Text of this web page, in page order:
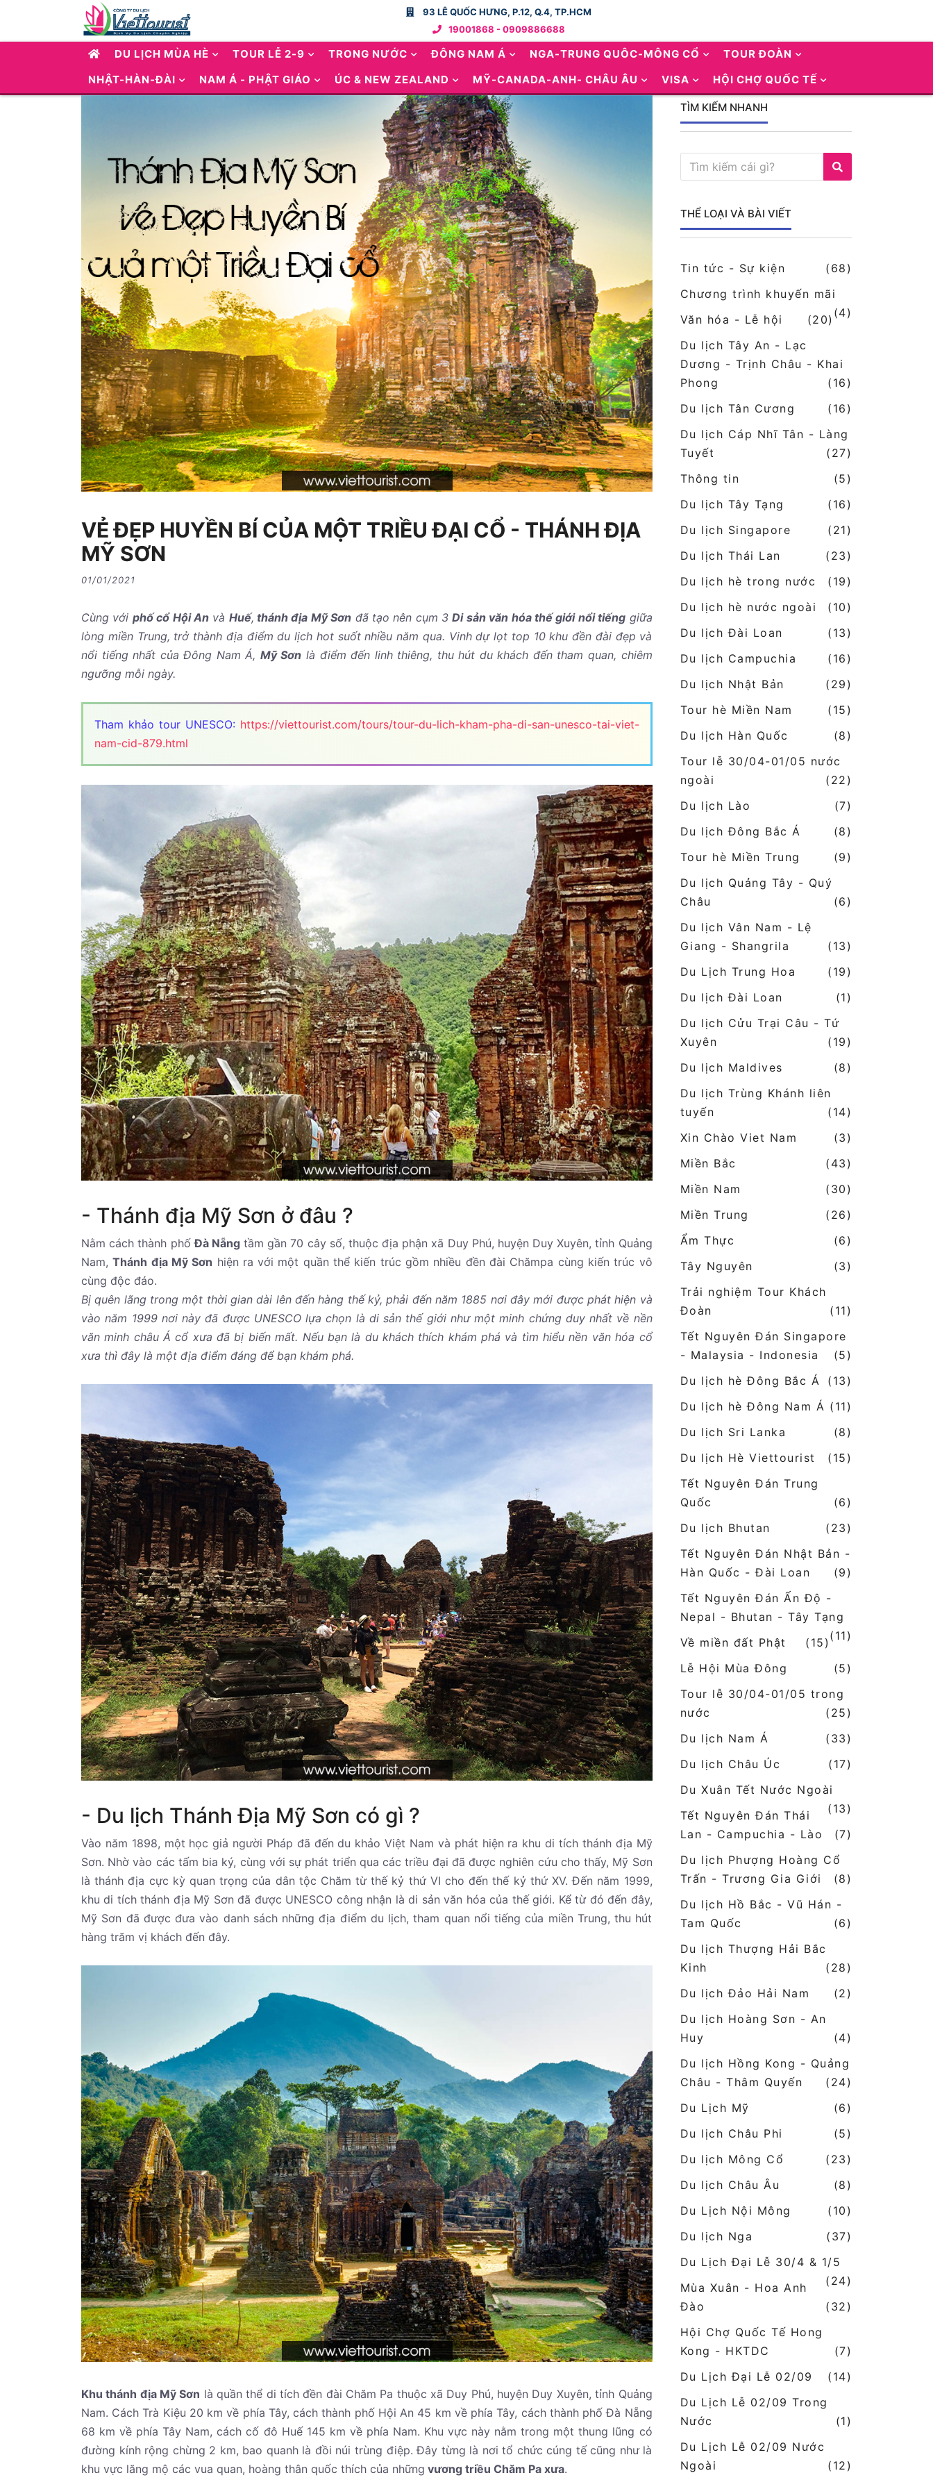
93 LÊ QUỐC HƯNG, P.12, Q.4, TP.HCM
19001868 - 0909886688
DU LỊCH MÙA HÈ TOUR LỄ 2-9 TRONG NƯỚC ĐÔNG NAM Á NGA-TRUNG QUÔC-MÔNG CỔ
TOUR ĐOÀN
NHẬT-HÀN-ĐÀI
NAM Á - PHẬT GIÁO ÚC & NEW ZEALAND MỸ-CANADA-ANH- CHÂU ÂU VISA HỘI CHỢ QUỐC TẾ
VẺ ĐẸP HUYỀN BÍ CỦA MỘT TRIỀU ĐẠI CỔ - THÁNH ĐỊA
MỸ SƠN
01/01/2021
Cùng với phố cổ Hội Anvà Huế, thánh địa Mỹ Sơn đã tạo nên cụm 3Di sản văn hóa thế giới nổi tiếng giữa
lòng miền Trung, trở thành địa điểm du lịch hot suốt nhiều năm qua. Vinh dự lọt top 10 khu đền đài đẹp và
nổi tiếng nhất của Đông Nam Á, Mỹ Sơn là điểm đến linh thiêng, thu hút du khách đến tham quan, chiêm
ngưỡng mỗi ngày.
Tham khảo tour UNESCO: https://viettourist.com/tours/tour-du-lich-kham-pha-di-san-unesco-tai-viet-
nam-cid-879.html
- Thánh địa Mỹ Sơn ở đâu ?
Nằm cách thành phốĐà Nẵngtầm gần 70 cây số, thuộc địa phận xã Duy Phú, huyện Duy Xuyên, tỉnh Quảng
Nam,Thánh địa Mỹ Sơn hiện ra với một quần thể kiến trúc gồm nhiều đền đài Chămpa cùng kiến trúc vô
cùng độc đáo.
Bị quên lãng trong một thời gian dài lên đến hàng thế kỷ, phải đến năm 1885 nơi đây mới được phát hiện và
vào năm 1999 nơi này đã được UNESCO lựa chọn là di sản thế giới như một minh chứng duy nhất về nền
văn minh châu Á cổ xưa đã bị biến mất. Nếu bạn là du khách thích khám phá và tìm hiểu nền văn hóa cổ
xưa thì đây là một địa điểm đáng để bạn khám phá.
- Du lịch Thánh Địa Mỹ Sơn có gì ?
Vào năm 1898, một học giả người Pháp đã đến du khảo Việt Nam và phát hiện ra khu di tích thánh địa Mỹ
Sơn. Nhờ vào các tấm bia ký, cùng với sự phát triển qua các triều đại đã được nghiên cứu cho thấy, Mỹ Sơn
là thánh địa cực kỳ quan trọng của dân tộc Chăm từ thế kỷ thứ VI cho đến thế kỷ thứ XV. Đến năm 1999,
khu di tích thánh địa Mỹ Sơn đã được UNESCO công nhận là di sản văn hóa của thế giới. Kể từ đó đến đây,
Mỹ Sơn đã được đưa vào danh sách những địa điểm du lịch, tham quan nổi tiếng của miền Trung, thu hút
hàng trăm vị khách đến đây.
Khu thánh địa Mỹ Sơn là quần thể di tích đền đài Chăm Pa thuộc xã Duy Phú, huyện Duy Xuyên, tỉnh Quảng
Nam. Cách Trà Kiệu 20 km về phía Tây, cách thành phố Hội An 45 km về phía Tây, cách thành phố Đà Nẵng
68 km về phía Tây Nam, cách cố đô Huế 145 km về phía Nam. Khu vực này nằm trong một thung lũng có
đường kính rộng chừng 2 km, bao quanh là đồi núi trùng điệp. Đây từng là nơi tổ chức cúng tế cũng như là
khu vực lăng mộ các vua quan, hoàng thân quốc thích của những vương triều Chăm Pa xưa.
TÌM KIẾM NHANH
THỂ LOẠI VÀ BÀI VIẾT
Tin tức - Sự kiện
(68)
Chương trình khuyến mãi
(4)
Văn hóa - Lễ hội
(20)
Du lịch Tây An - Lạc
Dương - Trịnh Châu - Khai
Phong
(16)
Du lịch Tân Cương
(16)
Du lịch Cáp Nhĩ Tân - Làng
Tuyết
(27)
Thông tin
(5)
Du lịch Tây Tạng
(16)
Du lịch Singapore
(21)
Du lịch Thái Lan
(23)
Du lịch hè trong nước
(19)
Du lịch hè nước ngoài
(10)
Du lịch Đài Loan
(13)
Du lịch Campuchia
(16)
Du lịch Nhật Bản
(29)
Tour hè Miền Nam
(15)
Du lịch Hàn Quốc
(8)
Tour lễ 30/04-01/05 nước
ngoài
(22)
Du lịch Lào
(7)
Du lịch Đông Bắc Á
(8)
Tour hè Miền Trung
(9)
Du lịch Quảng Tây - Quý
Châu
(6)
Du lịch Vân Nam - Lệ
Giang - Shangrila
(13)
Du Lịch Trung Hoa
(19)
Du lịch Đài Loan
(1)
Du lịch Cửu Trại Câu - Tứ
Xuyên
(19)
Du lịch Maldives
(8)
Du lịch Trùng Khánh liên
tuyến
(14)
Xin Chào Viet Nam
(3)
Miền Bắc
(43)
Miền Nam
(30)
Miền Trung
(26)
Ẩm Thực
(6)
Tây Nguyên
(3)
Trải nghiệm Tour Khách
Đoàn
(11)
Tết Nguyên Đán Singapore
- Malaysia - Indonesia
(5)
Du lịch hè Đông Bắc Á
(13)
Du lịch hè Đông Nam Á (11)
Du lịch Sri Lanka
(8)
Du lịch Hè Viettourist
(15)
Tết Nguyên Đán Trung
Quốc
(6)
Du lịch Bhutan
(23)
Tết Nguyên Đán Nhật Bản -
Hàn Quốc - Đài Loan
(9)
Tết Nguyên Đán Ấn Độ -
Nepal - Bhutan - Tây Tạng
(11)
Về miền đất Phật
(15)
Lễ Hội Mùa Đông
(5)
Tour lễ 30/04-01/05 trong
nước
(25)
Du lịch Nam Á
(33)
Du lịch Châu Úc
(17)
Du Xuân Tết Nước Ngoài
(13)
Tết Nguyên Đán Thái
Lan - Campuchia - Lào
(7)
Du lịch Phượng Hoàng Cổ
Trấn - Trương Gia Giới
(8)
Du lịch Hồ Bắc - Vũ Hán -
Tam Quốc
(6)
Du lịch Thượng Hải Bắc
Kinh
(28)
Du lịch Đảo Hải Nam
(2)
Du lịch Hoàng Sơn - An
Huy
(4)
Du lịch Hồng Kong - Quảng
Châu - Thâm Quyến
(24)
Du Lịch Mỹ
(6)
Du lịch Châu Phi
(5)
Du lịch Mông Cổ
(23)
Du lịch Châu Âu
(8)
Du Lịch Nội Mông
(10)
Du lịch Nga
(37)
Du Lịch Đại Lễ 30/4 & 1/5
(24)
Mùa Xuân - Hoa Anh
Đào
(32)
Hội Chợ Quốc Tế Hong
Kong - HKTDC
(7)
Du Lịch Đại Lễ 02/09
(14)
Du Lịch Lễ 02/09 Trong
Nước
(1)
Du Lịch Lễ 02/09 Nước
Ngoài
(12)